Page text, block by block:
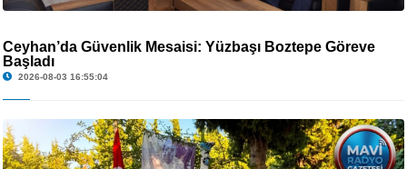
Ceyhan’da Güvenlik Mesaisi: Yüzbaşı Boztepe Göreve
Başladı
2026-08-03 16:55:04